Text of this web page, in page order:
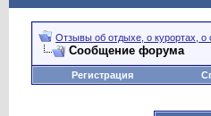
Отзывы об отдыхе, о курортах, о
Сообщение форума
Регистрация